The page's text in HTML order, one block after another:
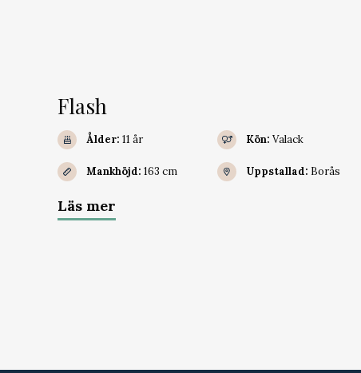
Flash
Ålder: 11 år Kön: Valack
Mankhöjd: 163 cm Uppstallad: Borås
Läs mer